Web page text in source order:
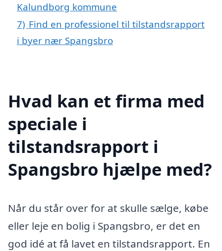
Kalundborg kommune
7) Find en professionel til tilstandsrapport
i byer nær Spangsbro
Hvad kan et firma med
speciale i
tilstandsrapport i
Spangsbro hjælpe med?
Når du står over for at skulle sælge, købe
eller leje en bolig i Spangsbro, er det en
god idé at få lavet en tilstandsrapport. En